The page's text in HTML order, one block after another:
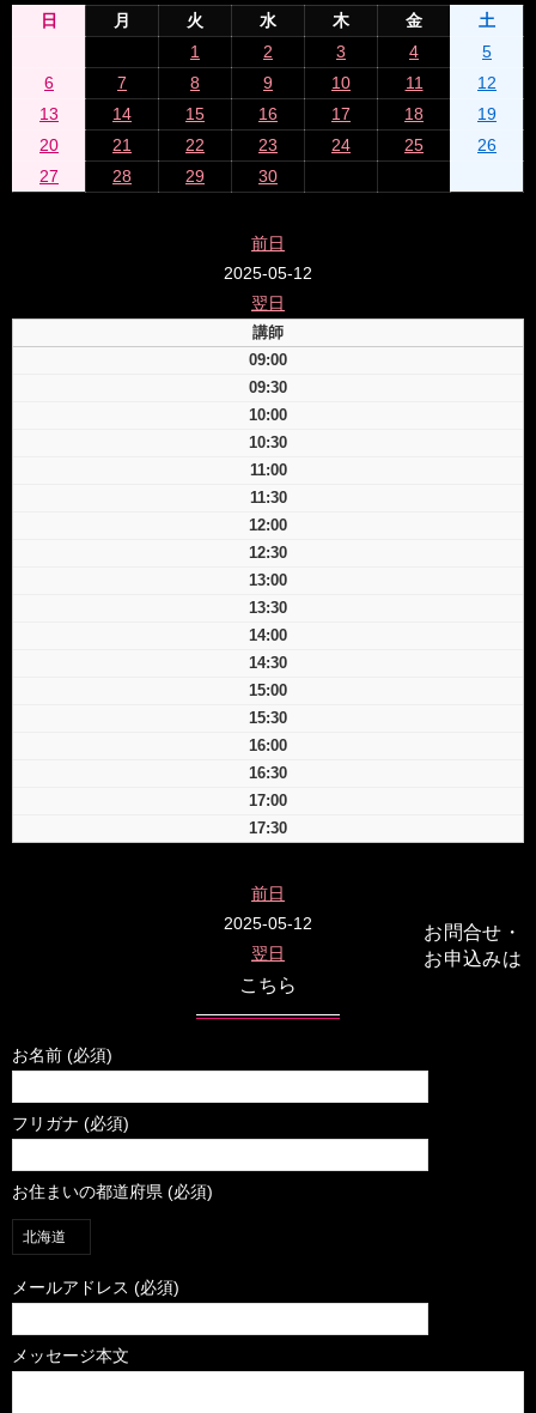
日 月 火 水 木 金
土
1
2 3 4
5
6
7 8 9 10 11
12
13
14 15 16 17 18
19
20
21 22 23 24 25
26
27
28 29 30
前日
2025-05-12
翌日
講師
09:00
09:30
10:00
10:30
11:00
11:30
12:00
12:30
13:00
13:30
14:00
14:30
15:00
15:30
16:00
16:30
17:00
17:30
前日
2025-05-12
翌日
お問合せ・
お申込みは
こちら
お名前 (必須)
フリガナ (必須)
お住まいの都道府県 (必須)
メールアドレス (必須)
メッセージ本文